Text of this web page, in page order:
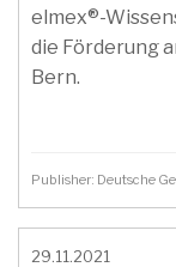
elmex®-
die Förderung
Bern.
Publisher: Deutsche
29.11.2021